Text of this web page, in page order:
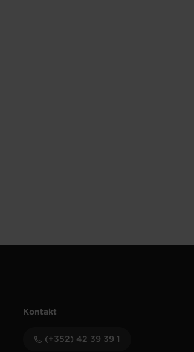
Kontakt
(+352) 42 39 39 1